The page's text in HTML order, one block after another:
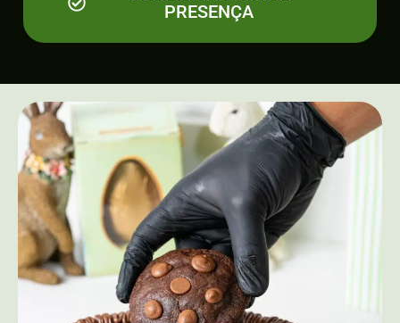
PRESENÇA